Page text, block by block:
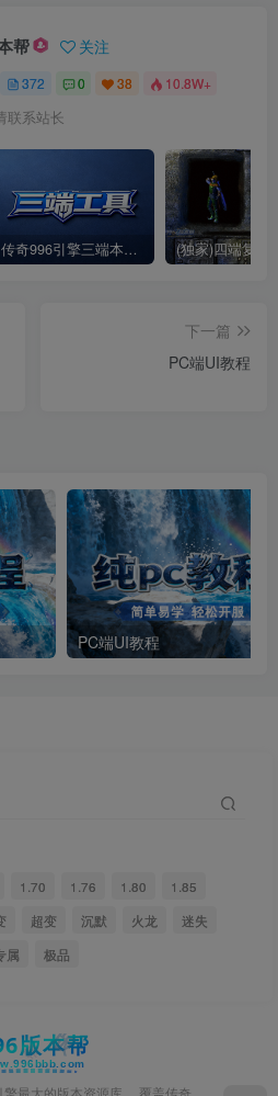
帮 关注
372 0 38 10.8W+
联系站长
传奇996引擎三端本地数据库
下一篇
PC端UI教程
PC端UI教程
1.70 1.76 1.80
1.85
超变 沉默 火龙
迷失
属 极品